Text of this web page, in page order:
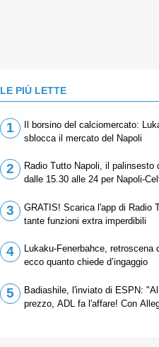
LE PIÙ LETTE
1
Il borsino del calciomercato:
sblocca il mercato del Napoli
2
Radio Tutto Napoli, il palinsesto
dalle 15.30 alle 24 per Napoli-
3
GRATIS! Scarica l'app di Radio
tante funzioni extra imperdibili
4
Lukaku-Fenerbahce, retroscena
ecco quanto chiede d’ingaggio
5
Badiashile, l'inviato di ESPN:
prezzo, ADL fa l'affare! Con